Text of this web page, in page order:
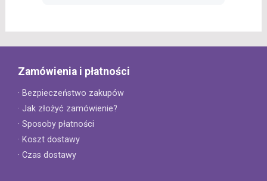
Zamówienia i płatności
· Bezpieczeństwo zakupów
· Jak złożyć zamówienie?
· Sposoby płatności
· Koszt dostawy
· Czas dostawy